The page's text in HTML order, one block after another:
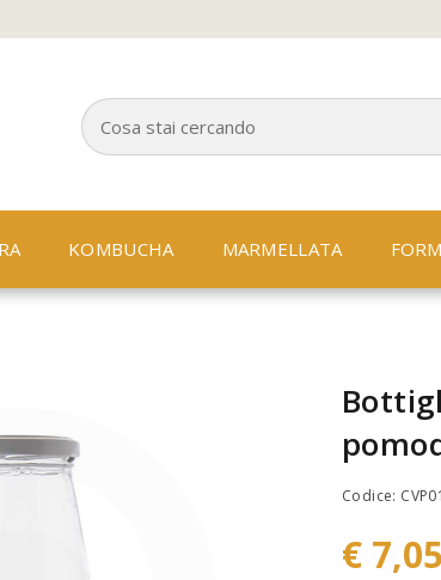
KOMBUCHA MARMELLATA
Codice:
€ 7,05